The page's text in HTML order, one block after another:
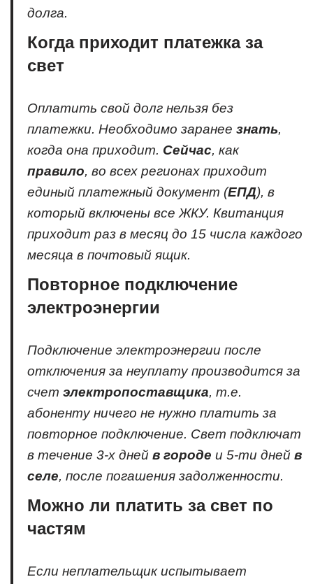
долга.
Когда приходит платежка за
свет
Оплатить свой долг нельзя без
платежки. Необходимо заранее знать,
когда она приходит. Сейчас, как
правило, во всех регионах приходит
единый платежный документ (ЕПД), в
который включены все ЖКУ. Квитанция
приходит раз в месяц до 15 числа каждого
месяца в почтовый ящик.
Повторное подключение
электроэнергии
Подключение электроэнергии после
отключения за неуплату производится за
счет электропоставщика, т.е.
абоненту ничего не нужно платить за
повторное подключение. Свет подключат
в течение 3-х дней в городе и 5-ти дней в
селе, после погашения задолженности.
Можно ли платить за свет по
частям
Если неплательщик испытывает